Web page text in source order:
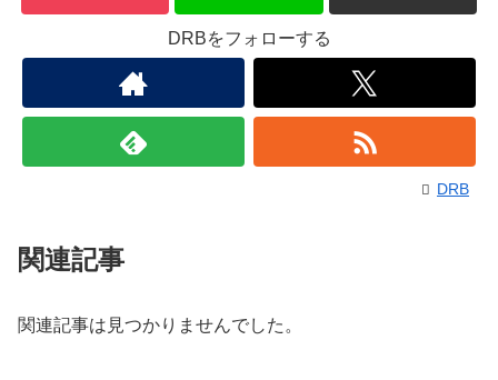
DRBをフォローする
DRB
関連記事
関連記事は見つかりませんでした。